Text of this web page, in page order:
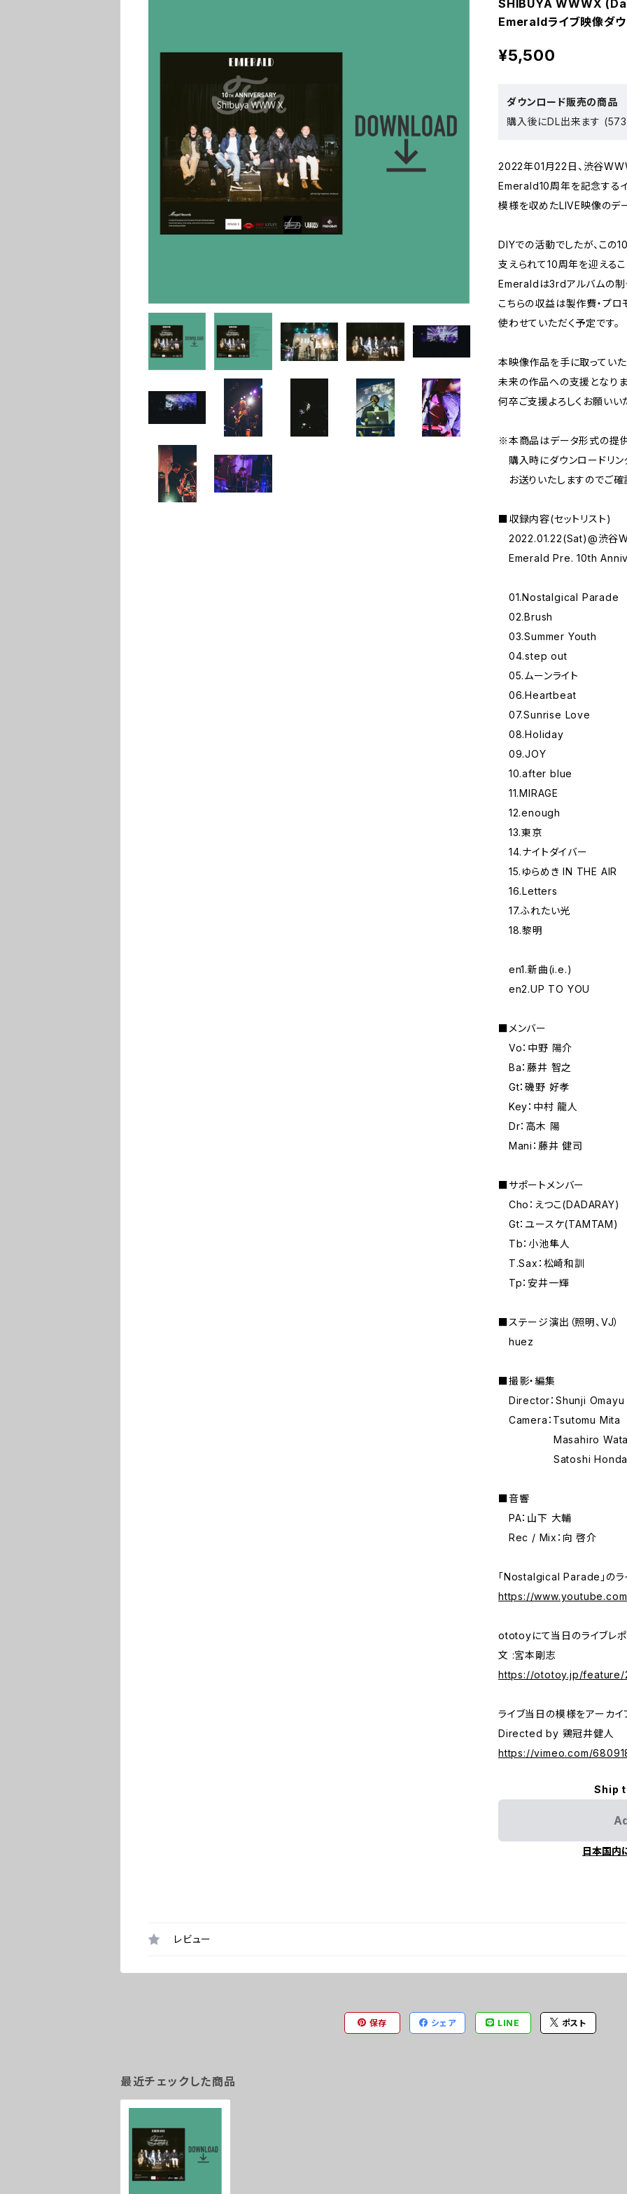
SHIBUYA WWWX
Emeraldライブ映像ダ
¥5,500
ダウンロード販売の商品
購入後にDL出来ます
2022年01月22日、渋谷
Emerald10周年を記念するイ
模様を収めたLIVE映像のデー
DIYでの活動でしたが、この
支えられて10周年を迎えるこ
Emeraldは3rdアルバムの制
こちらの収益は製作費・プロ
使わせていただく予定です。
本映像作品を手に取っていた
未来の作品への支援となりま
何卒ご支援よろしくお願いい
※本商品はデータ形式の提供
購入時にダウンロードリン
お送りいたしますのでご確
■収録内容(セットリスト)
2022.01.22(Sat)@渋谷
Emerald Pre. 10th
01.Nostalgical Parade
02.Brush
03.Summer Youth
04.step out
05.ムーンライト
06.Heartbeat
07.Sunrise Love
08.Holiday
09.JOY
10.after blue
11.MIRAGE
12.enough
13.東京
14.ナイトダイバー
15.ゆらめき IN THE AIR
16.Letters
17.ふれたい光
18.黎明
en1.新曲(i.e.)
en2.UP TO YOU
■メンバー
Vo：中野 陽介
Ba：藤井 智之
Gt：磯野 好孝
Key：中村 龍人
Dr：高木 陽
Mani：藤井 健司
■サポートメンバー
Cho：えつこ(DADARAY)
Gt：ユースケ(TAMTAM)
Tb：小池隼人
T.Sax：松崎和訓
Tp：安井一輝
■ステージ演出（照明、VJ）
huez
■撮影・編集
Director：Shunji Omayu
Camera：Tsutomu Mita
Masahiro
Satoshi Honda
■音響
PA：山下 大輔
Rec / Mix：向 啓介
「Nostalgical Parade」のラ
https://
ototoyにて当日のライブレ
文 :宮本剛志
https://ototoy.jp/feature/
ライブ当日の模様をアーカ
Directed by 鶏冠井健人
https://vimeo.com/
Ship
日本国内
レビュー
保存 シェア LINE ポスト
最近チェックした商品